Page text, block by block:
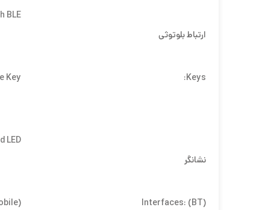
ارتباط بلوتوثی
BLE
Keys:
Key
نشانگر
LED
Interfaces: (BT)